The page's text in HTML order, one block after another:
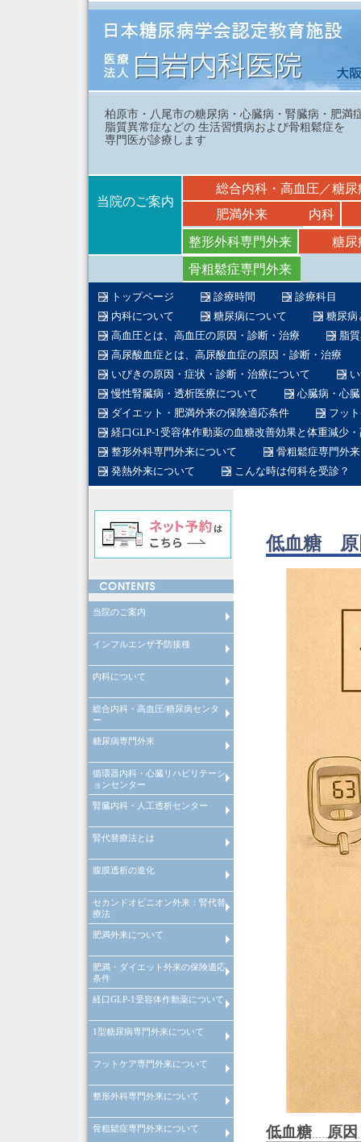
柏原市・八尾市の糖尿病・心臓病・腎臓病・肥満
脂質異常症などの 生活習慣病および骨粗鬆症を
専門医が診療します
当院のご案内
総合内科・高血圧／糖
肥満外来
内科
整形外科専門外来
糖尿
骨粗鬆症専門外来
トップページ 診療時間
診療科目
内科について
糖尿病について
糖尿病
高血圧とは、高血圧の原因・診断・治療
脂
高尿酸血症とは、高尿酸血症の原因・診断・治療
いびきの原因・症状・診断・治療について
慢性腎臓病・透析医療について
心臓病・心
ダイエット・肥満外来の保険適応条件
フッ
経口GLP-1受容体作動薬の血糖改善効果と体重減少
整形外科専門外来について
骨粗鬆症専門外
発熱外来について
こんな時は何科を受診？
当院のご案内
労働衛生コンサルタント
日本糖尿病学会認定教育施設
脊椎脊髄外科専門医とは
脊椎脊髄外科指導医とは
糖尿病看護認定看護師とは
インフルエンザ予防接種
インフルエンザ予防接種
内科について
総合内科・高血圧/糖尿病センタ
ー
糖尿病等慢性疾患管理システム
検査機器の紹介
特定健康診査
糖尿病専門外来
糖尿病等慢性疾患管理システム
循環器内科・心臓リハビリテーシ
ョンセンター
心臓リハビリテーションセン
心肺運動負荷試験
腎臓内科・人工透析センター
人工透析センターについて
人工透析センターが目指す医療
腎代替療法とは
腎代替療法とは
腹膜透析の進化
セカンドオピニオン外来：腎代替
療法
セカンドオピニオン外来：腎
肥満外来について
肥満症治療薬をもちいた肥満
肥満・ダイエット外来の保険適応
条件
肥満・ダイエット外来の保険
経口GLP-1受容体作動薬について
経口GLP-1受容体作動薬の血
善効果と体重減少・副作用に
1型糖尿病専門外来について
インスリンポンプ・SAP療法
いた1型糖尿病専門外来につい
フットケア専門外来について
フットケア専門外来について
整形外科専門外来について
整形外科専門外来について
骨粗鬆症専門外来について
低血糖 原
低血糖 原因